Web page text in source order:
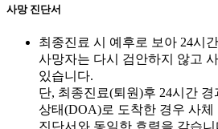
사망 진단서
최종진료 시 예후로 보아 24시
사망자는 다시 검안하지 않고
있습니다.
단, 최종진료(퇴원)후 24시간
상태(DOA)로 도착한 경우 사
진단서와 동일한 효력을 갖습